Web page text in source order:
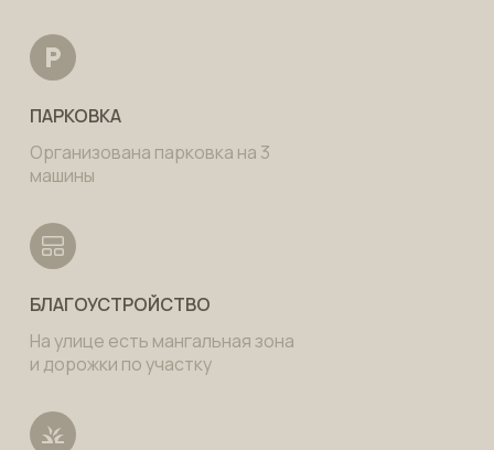
ПАРКОВКА
Организована парковка на 3
машины
БЛАГОУСТРОЙСТВО
На улице есть мангальная зона
и дорожки по участку